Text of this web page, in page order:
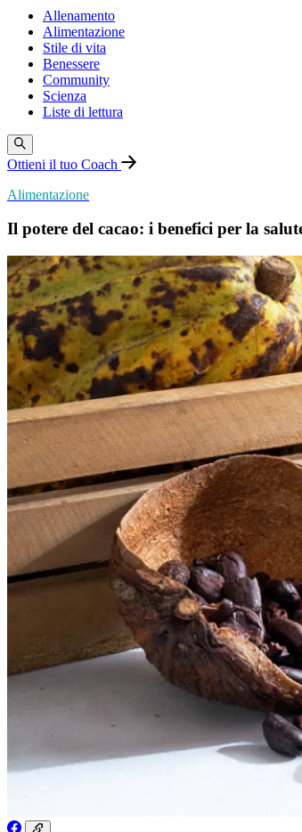
Allenamento
Alimentazione
Stile di vita
Benessere
Community
Scienza
Liste di lettura
Ottieni il tuo Coach
Alimentazione
Il potere del cacao: i benefici per la